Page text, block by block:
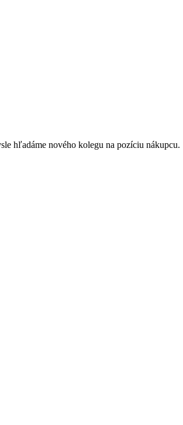
hľadáme nového kolegu na pozíciu nákupcu.